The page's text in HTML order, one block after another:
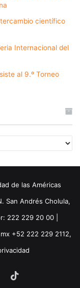
científico
Internacional del
al 9.º Torneo
de las Américas
San Andrés Cholula,
222 229 20 00 |
+52 222 229 2112,